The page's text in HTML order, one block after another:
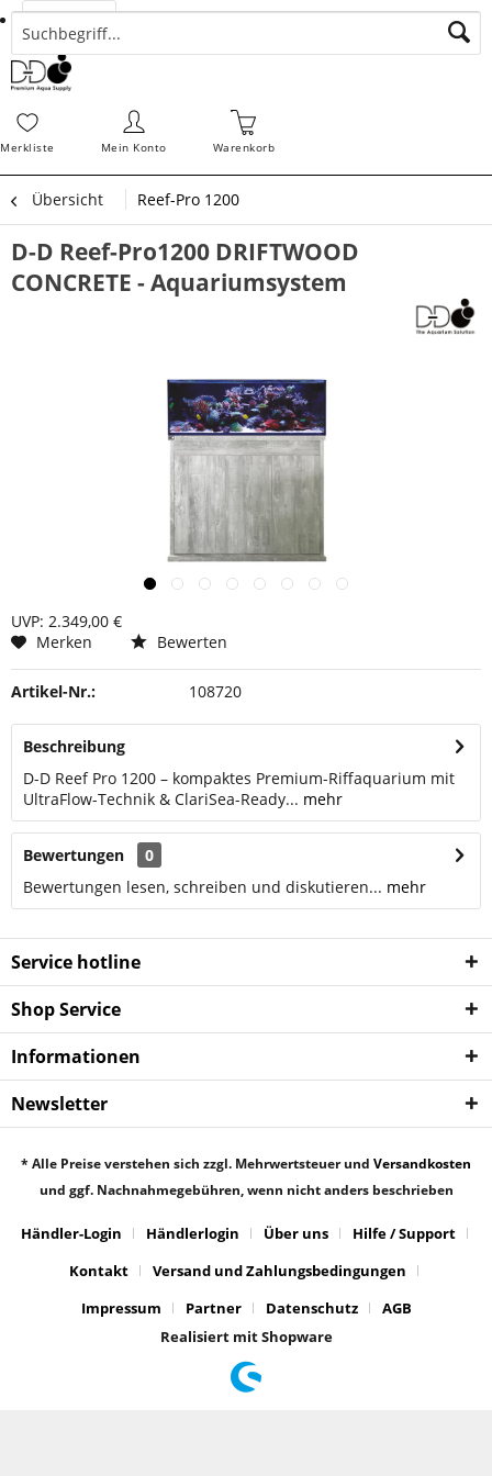
Suchen
Merkliste Mein Konto
Bestellungen Schnellerfassung
Warenkorb
Übersicht Reef-Pro 1200
D-D Reef-Pro1200 DRIFTWOOD
CONCRETE - Aquariumsystem
UVP: 2.349,00 €
Merken
Bewerten
Artikel-Nr.: 108720
Beschreibung
D-D Reef Pro 1200 – kompaktes Premium-Riffaquarium mit
UltraFlow-Technik & ClariSea-Ready... mehr
Bewertungen
0
Bewertungen lesen, schreiben und diskutieren... mehr
Service hotline
Shop Service
Informationen
Newsletter
* Alle Preise verstehen sich zzgl. Mehrwertsteuer und Versandkosten
und ggf. Nachnahmegebühren, wenn nicht anders beschrieben
Händler-Login Händlerlogin Über uns
Hilfe / Support
Kontakt
Versand und Zahlungsbedingungen
Impressum
Partner Datenschutz
AGB
Realisiert mit Shopware